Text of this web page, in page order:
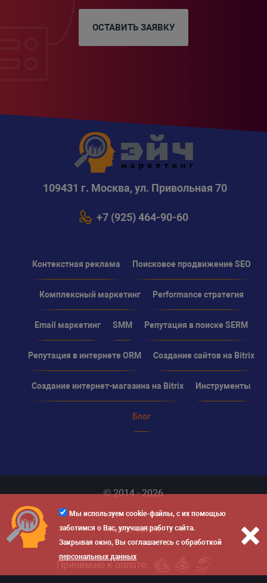
Мы используем cookie-файлы, с их помощью
заботимся о Вас, улучшая работу сайта.
Закрывая окно, Вы соглашаетесь с обработкой
персональных данных
ОСТАВИТЬ ЗАЯВКУ
109431 г. Москва, ул. Привольная 70
+7 (925) 464-90-60
Контекстная реклама Поисковое продвижение SEO
Комплексный маркетинг Performance стратегия
Email маркетинг SMM Репутация в поиске SERM
Репутация в интернете ORM Создание сайтов на Bitrix
Создание интернет-магазина на Bitrix Инструменты
Блог
© 2014 - 2026
Карта сайта
Принимаю к оплате: